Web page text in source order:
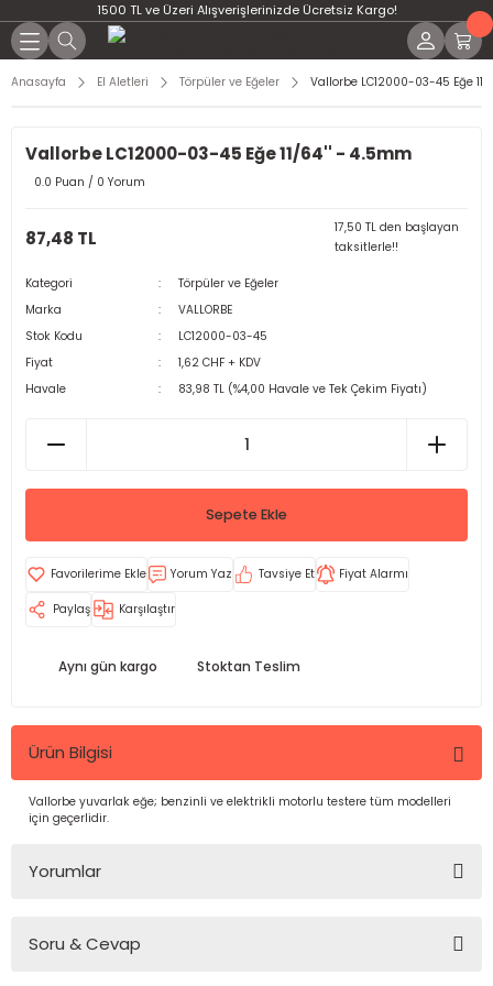
1500 TL ve Üzeri Alışverişlerinizde Ücretsiz Kargo!
Anasayfa El Aletleri Törpüler ve Eğeler Vallorbe LC12000-03-45 Eğe
Vallorbe LC12000-03-45 Eğe 11/64'' - 4.5mm
0.0 Puan / 0 Yorum
87,48 TL
17,50 TL den başlayan
taksitlerle!!
Kategori
Törpüler ve Eğeler
Marka
VALLORBE
Stok Kodu
LC12000-03-45
Fiyat
1,62 CHF + KDV
Havale
83,98 TL (%4,00 Havale ve Tek Çekim Fiyatı)
Sepete Ekle
Yorum Yaz Tavsiye Et Fiyat Alarmı
Paylaş Karşılaştır
Aynı gün kargo Stoktan Teslim
Ürün Bilgisi
Vallorbe yuvarlak eğe; benzinli ve elektrikli motorlu testere tüm modelleri
için geçerlidir.
Yorumlar
Soru & Cevap